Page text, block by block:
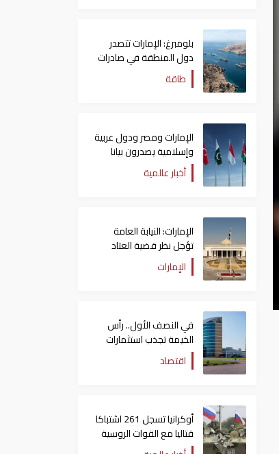
بلومبرغ: الإمارات تتصدر
دول المنطقة في صادرات
النفط عبر مضيق هرمز
طاقة
الإمارات ومصر ودول عربية
وإسلامية يصدرون بيانا
مشتركا بشأن الانتهاكات
الإسرائيلية في غزة
أخبار عالمية
الإمارات: النيابة العامة
تؤجل نظر قضية العتاد
العسكري للسودان
الإمارات
في النصف الأول.. رأس
الخيمة تجذب استثمارات
تتجاوز 771 مليون درهماقتصاد
أوكرانيا تسجل 261 اشتباكا
قتاليا مع القوات الروسية